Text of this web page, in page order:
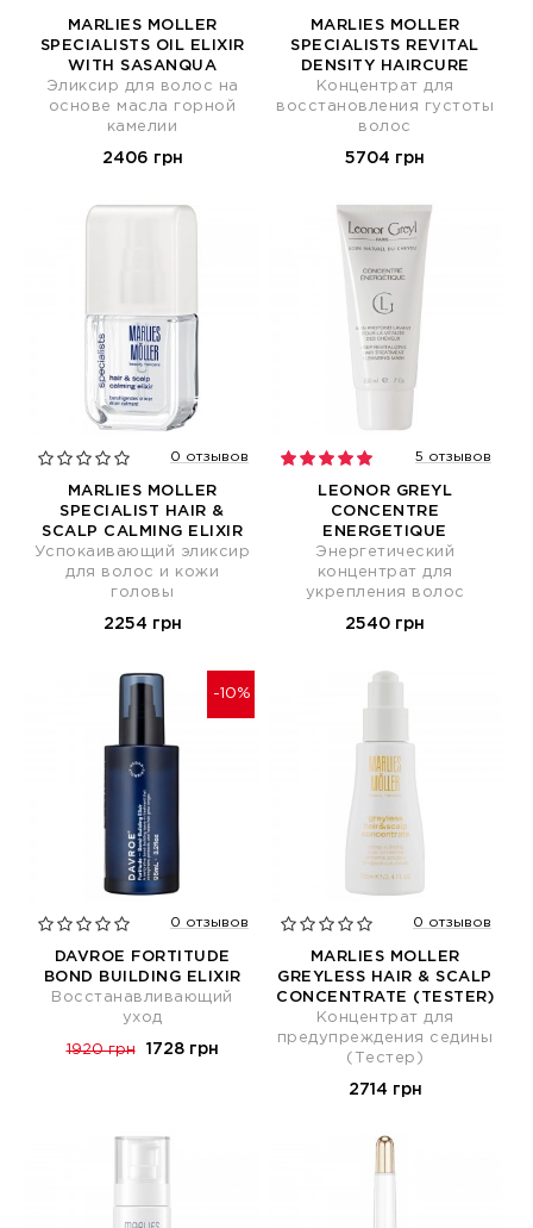
MARLIES MOLLER
SPECIALISTS OIL ELIXIR
WITH SASANQUA
Эликсир для волос на
основе масла горной
камелии
2406 грн
MARLIES MOLLER
SPECIALISTS REVITAL
DENSITY HAIRCURE
Концентрат для
восстановления густоты
волос
5704 грн
0 отзывов
MARLIES MOLLER
SPECIALIST HAIR &
SCALP CALMING ELIXIR
Успокаивающий эликсир
для волос и кожи
головы
2254 грн
5 отзывов
LEONOR GREYL
CONCENTRE
ENERGETIQUE
Энергетический
концентрат для
укрепления волос
2540 грн
-10%
0 отзывов
DAVROE FORTITUDE
BOND BUILDING ELIXIR
Восстанавливающий
уход
1920 грн 1728 грн
0 отзывов
MARLIES MOLLER
GREYLESS HAIR & SCALP
CONCENTRATE (TESTER)
Концентрат для
предупреждения седины
(Тестер)
2714 грн